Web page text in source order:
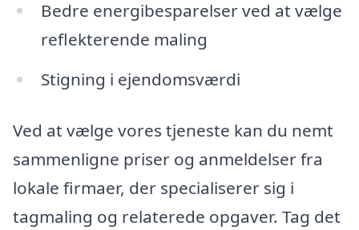
Bedre energibesparelser ved at vælge
reflekterende maling
Stigning i ejendomsværdi
Ved at vælge vores tjeneste kan du nemt
sammenligne priser og anmeldelser fra
lokale firmaer, der specialiserer sig i
tagmaling og relaterede opgaver. Tag det